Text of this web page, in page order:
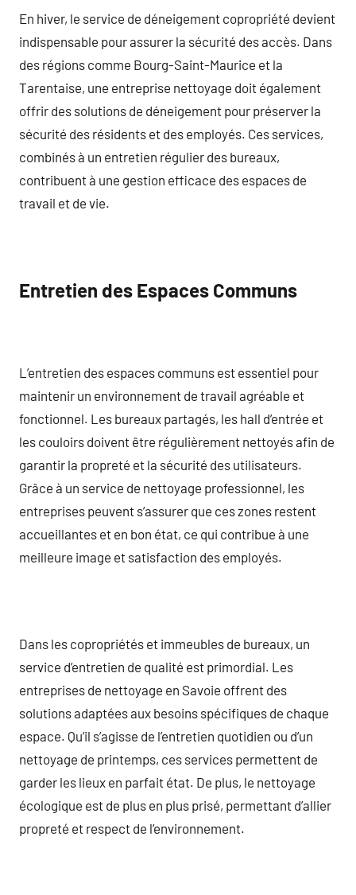
En hiver, le service de déneigement copropriété devient
indispensable pour assurer la sécurité des accès. Dans
des régions comme Bourg-Saint-Maurice et la
Tarentaise, une entreprise nettoyage doit également
offrir des solutions de déneigement pour préserver la
sécurité des résidents et des employés. Ces services,
combinés à un entretien régulier des bureaux,
contribuent à une gestion efficace des espaces de
travail et de vie.
Entretien des Espaces Communs
L’entretien des espaces communs est essentiel pour
maintenir un environnement de travail agréable et
fonctionnel. Les bureaux partagés, les hall d’entrée et
les couloirs doivent être régulièrement nettoyés afin de
garantir la propreté et la sécurité des utilisateurs.
Grâce à un service de nettoyage professionnel, les
entreprises peuvent s’assurer que ces zones restent
accueillantes et en bon état, ce qui contribue à une
meilleure image et satisfaction des employés.
Dans les copropriétés et immeubles de bureaux, un
service d’entretien de qualité est primordial. Les
entreprises de nettoyage en Savoie offrent des
solutions adaptées aux besoins spécifiques de chaque
espace. Qu’il s’agisse de l’entretien quotidien ou d’un
nettoyage de printemps, ces services permettent de
garder les lieux en parfait état. De plus, le nettoyage
écologique est de plus en plus prisé, permettant d’allier
propreté et respect de l’environnement.